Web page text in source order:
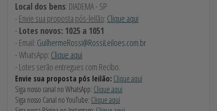
Local dos bens: DIADEMA - SP
- Envie sua proposta pós-leilão: Clique aqui
- Lotes novos: 1025 a 1051
- Email: GuilhermeRossi@RossiLeiloes.com.br
- WhatsApp: Clique aqui
- Lotes serão entregues com Recibo.
Envie sua proposta pós leilão: Clique aqui
Siga nosso canal no WhatsApp: Clique aqui
Siga nosso Canal no YouTube: Clique aqui